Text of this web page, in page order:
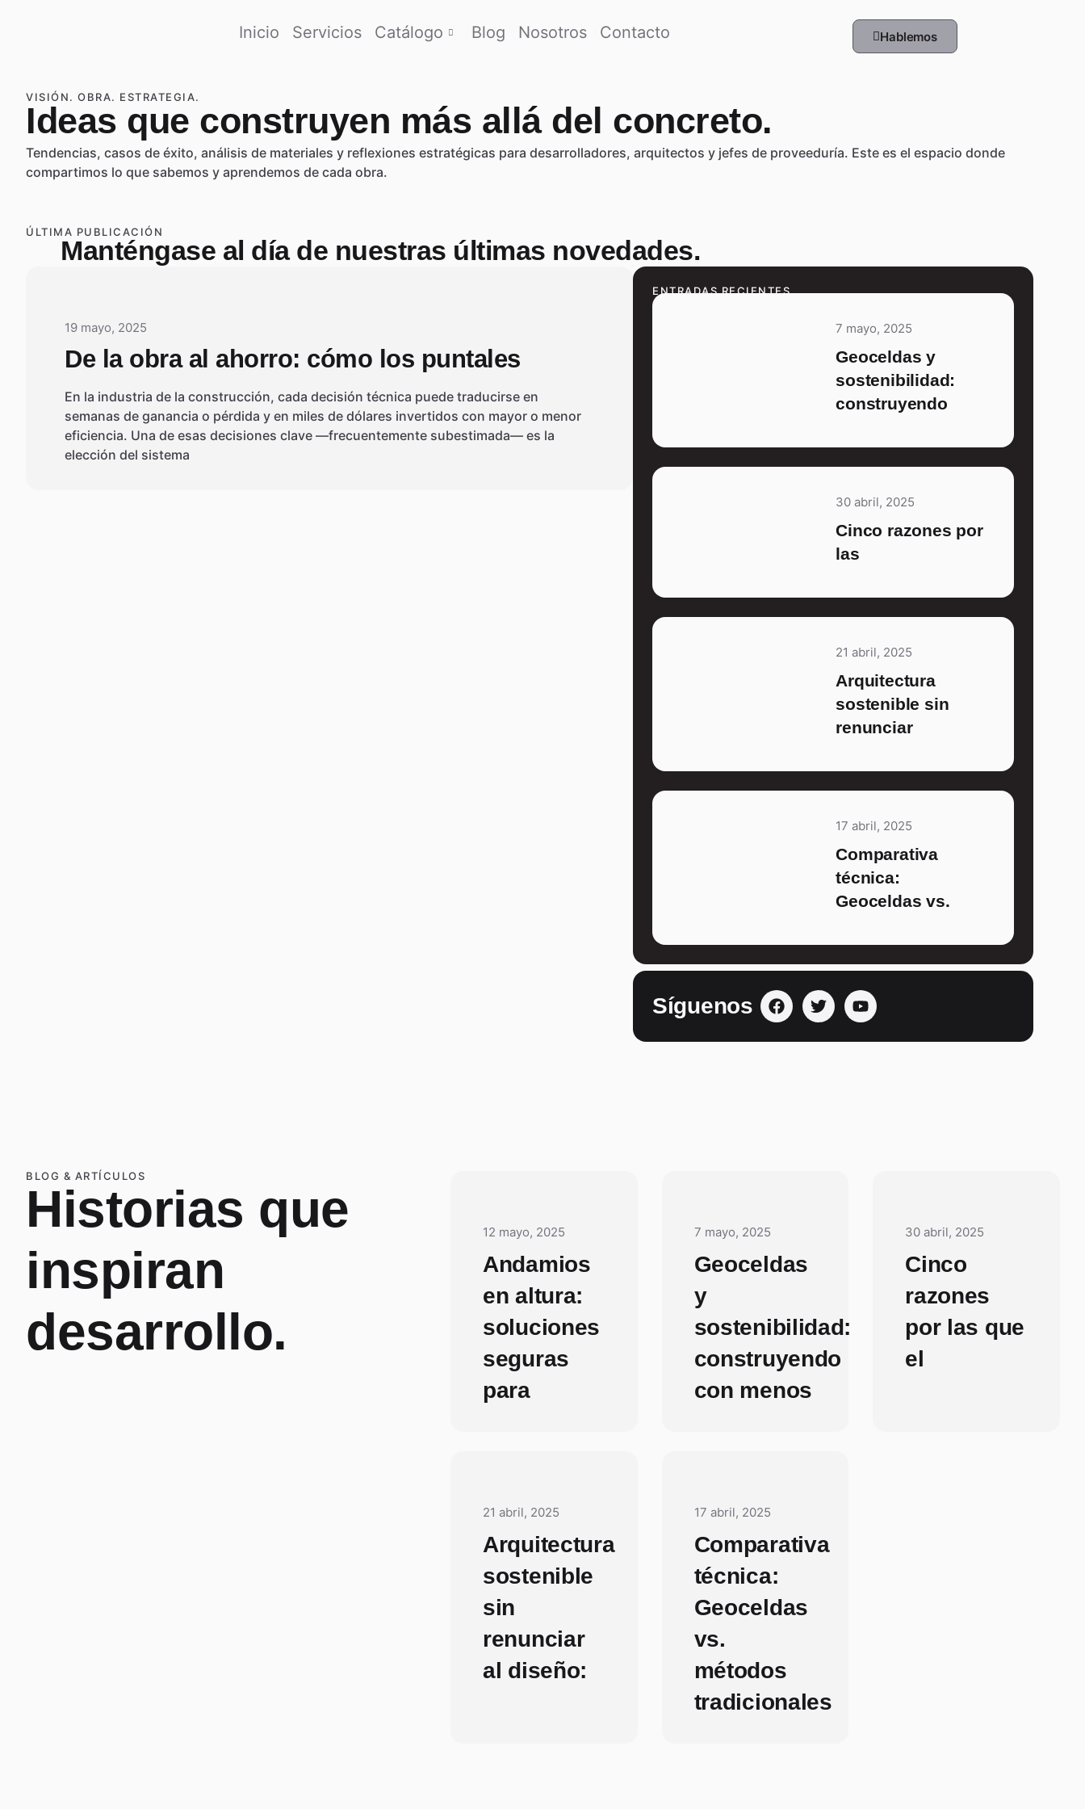
Inicio Servicios Catálogo Blog Nosotros Contacto Hablemos
VISIÓN. OBRA. ESTRATEGIA.
Ideas que construyen más allá del concreto.
Tendencias, casos de éxito, análisis de materiales y reflexiones estratégicas para desarrolladores, arquitectos y jefes de proveeduría. Este es el espacio donde
compartimos lo que sabemos y aprendemos de cada obra.
ÚLTIMA PUBLICACIÓN
Manténgase al día de nuestras últimas novedades.
19 mayo, 2025
De la obra al ahorro: cómo los puntales
En la industria de la construcción, cada decisión técnica puede traducirse en
semanas de ganancia o pérdida y en miles de dólares invertidos con mayor o menor
eficiencia. Una de esas decisiones clave —frecuentemente subestimada— es la
elección del sistema
ENTRADAS RECIENTES
7 mayo, 2025
Geoceldas y
sostenibilidad:
construyendo
30 abril, 2025
Cinco razones por
las
21 abril, 2025
Arquitectura
sostenible sin
renunciar
17 abril, 2025
Comparativa
técnica:
Geoceldas vs.
Síguenos
BLOG & ARTÍCULOS
Historias que
inspiran
desarrollo.
12 mayo, 2025
Andamios
en altura:
soluciones
seguras
para
7 mayo, 2025
Geoceldas
y
sostenibilidad:
construyendo
con menos
30 abril, 2025
Cinco
razones
por las que
el
21 abril, 2025
Arquitectura
sostenible
sin
renunciar
al diseño:
17 abril, 2025
Comparativa
técnica:
Geoceldas
vs.
métodos
tradicionales